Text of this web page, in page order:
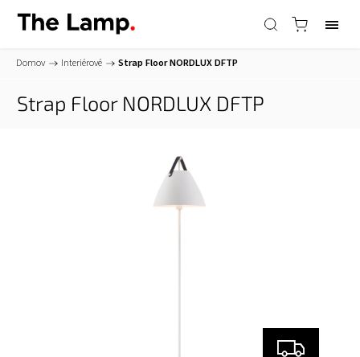
Domov / Interiérové / Strap FloorNORDLUX DFTP
Strap Floor NORDLUX DFTP